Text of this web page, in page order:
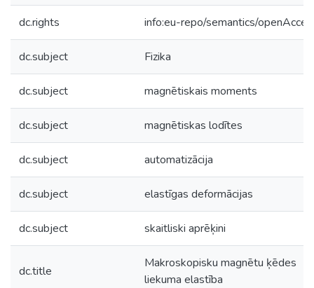
dc.rights info:eu-repo/semantics/
dc.subject Fizika
dc.subject magnētiskais moments
dc.subject magnētiskas lodītes
dc.subject automatizācija
dc.subject elastīgas deformācijas
dc.subject skaitliski aprēķini
dc.title
Makroskopisku magnētu ķēdes
liekuma elastība